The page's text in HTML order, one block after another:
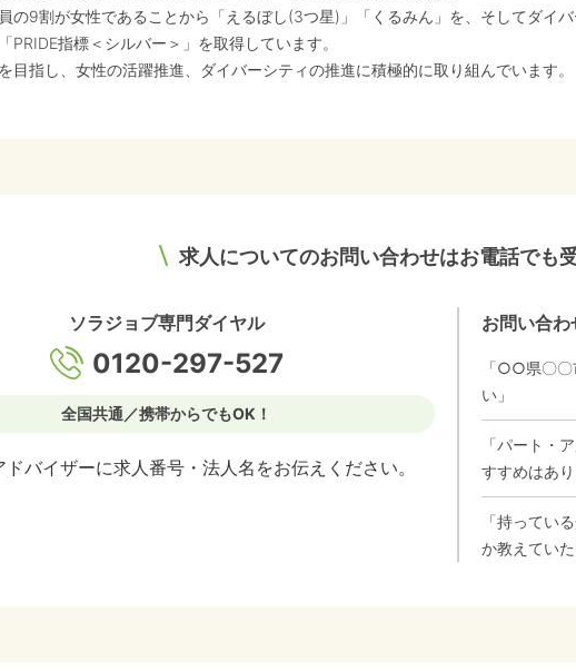
の9割が女性であることから「えるぼし(3つ星)」「くるみん」を、そしてダイ
PRIDE指標＜シルバー＞」を取得しています。
目指し、女性の活躍推進、ダイバーシティの推進に積極的に取り組んでいます。
求人についてのお問い合わせはお電話でも
ソラジョブ専門ダイヤル
0120-297-527
全国共通／携帯からでもOK！
バイザーに求人番号・法人名をお伝えください。
お問い合わ
「○○県〇〇
い」
「パート・
すすめはあり
「持ってい
か教えていた